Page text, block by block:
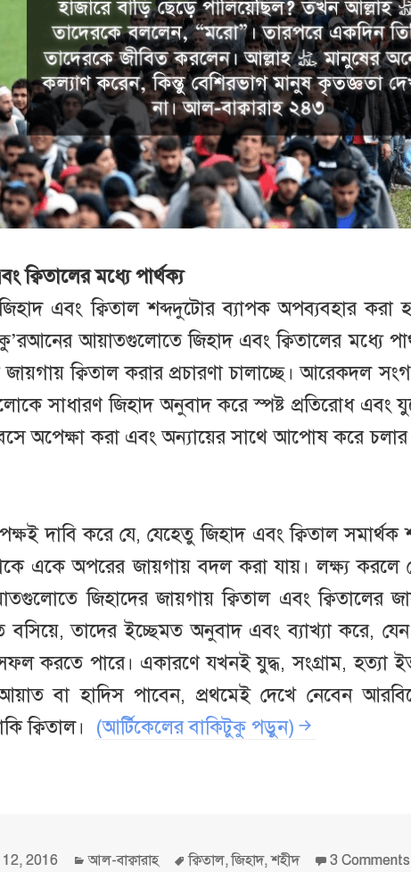
ক্বিতালের মধ্যে পার্থক্য
এবং ক্বিতাল শব্দদুটোর ব্যাপক অপব্যবহার করা
আয়াতগুলোতে জিহাদ এবং ক্বিতালের মধ্যে
জায়গায় ক্বিতাল করার প্রচারণা চালাচ্ছে। আরেকদল
সাধারণ জিহাদ অনুবাদ করে স্পষ্ট প্রতিরোধ এবং
অপেক্ষা করা এবং অন্যায়ের সাথে আপোষ করে চলার
দাবি করে যে, যেহেতু জিহাদ এবং ক্বিতাল সমার্থক
একে অপরের জায়গায় বদল করা যায়। লক্ষ্য করলে
জিহাদের জায়গায় ক্বিতাল এবং ক্বিতালের
বসিয়ে, তাদের ইচ্ছেমত অনুবাদ এবং ব্যাখ্যা করে,
করতে পারে। একারণে যখনই যুদ্ধ, সংগ্রাম, হত্যা
বা হাদিস পাবেন, প্রথমেই দেখে নেবেন
ক্বিতাল। (আর্টিকেলের বাকিটুকু পড়ুন)
2016 Categories
আল-বাক্বারাহ Tags
ক্বিতাল,জিহাদ,শহীদ 3 Comments